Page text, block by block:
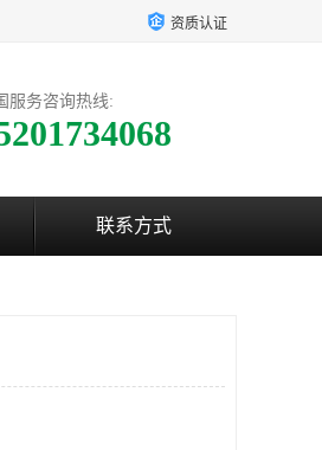
资质认证
服务咨询热线:
联系方式